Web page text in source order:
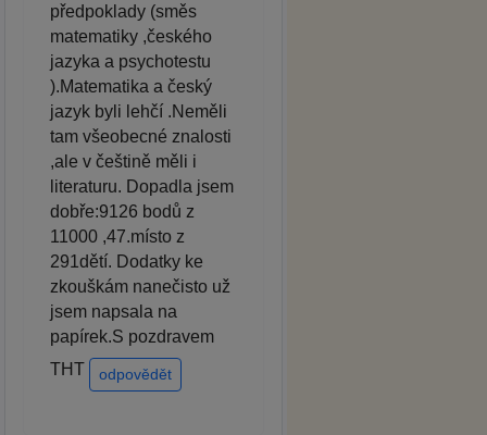
předpoklady (směs
matematiky ,českého
jazyka a psychotestu
).Matematika a český
jazyk byli lehčí .Neměli
tam všeobecné znalosti
,ale v češtině měli i
literaturu. Dopadla jsem
dobře:9126 bodů z
11000 ,47.místo z
291dětí. Dodatky ke
zkouškám nanečisto už
jsem napsala na
papírek.S pozdravem
THT
odpovědět